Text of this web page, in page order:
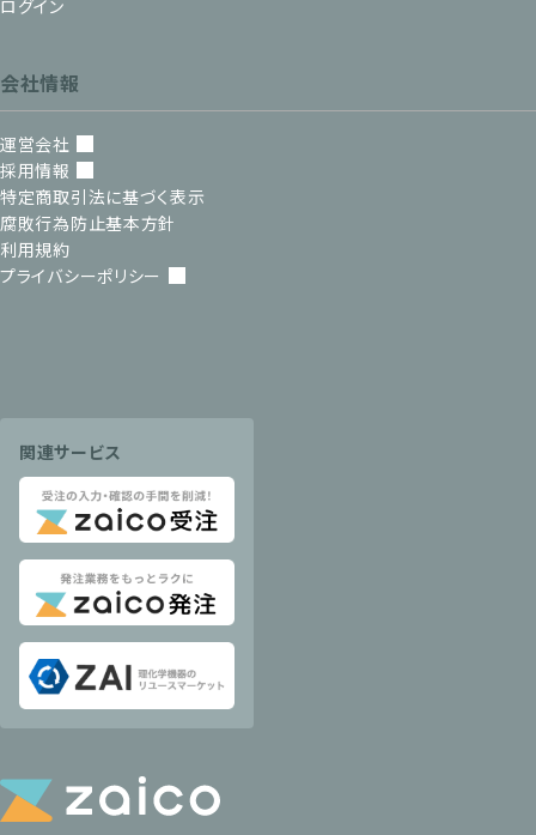
ログイン
会社情報
運営会社
採用情報
特定商取引法に基づく表示
腐敗行為防止基本方針
利用規約
プライバシーポリシー
関連サービス